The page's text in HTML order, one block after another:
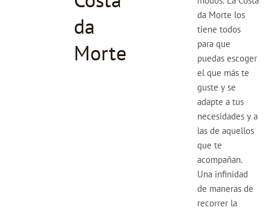
da
Morte
da Morte los
tiene todos
para que
puedas escoger
el que más te
guste y se
adapte a tus
necesidades y a
las de aquellos
que te
acompañan.
Una infinidad
de maneras de
recorrer la